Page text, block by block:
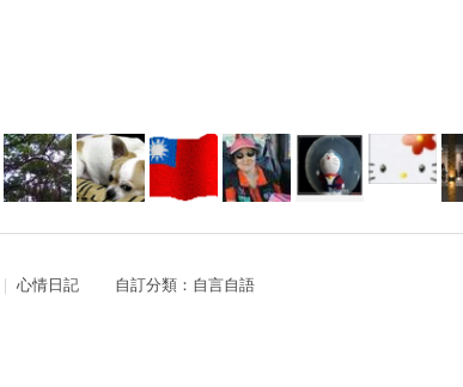
心情日記 自訂分類： 自言自語